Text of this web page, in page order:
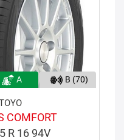
A B (70)
COMFORT
R 16 94V